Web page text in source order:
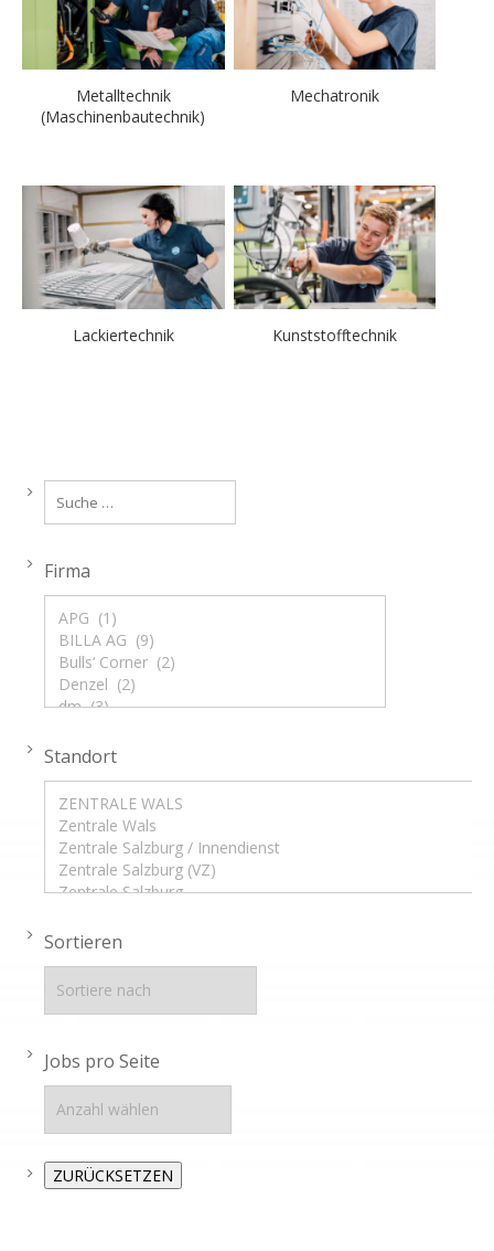
Metalltechnik
(Maschinenbautechnik)
Mechatronik
Lackiertechnik Kunststofftechnik
Firma
Standort
Sortieren
Jobs pro Seite